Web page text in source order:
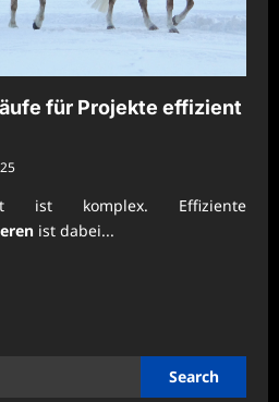
für Projekte effizient
ist komplex. Effiziente
ist dabei...